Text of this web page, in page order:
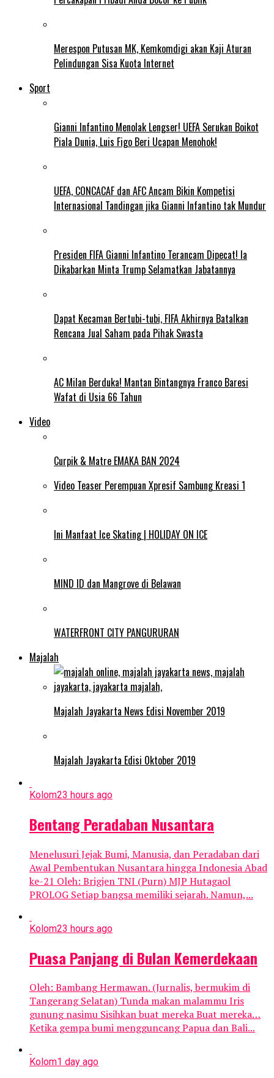
Merespon Putusan MK, Kemkomdigi akan Kaji Aturan
Pelindungan Sisa Kuota Internet
Sport
Gianni Infantino Menolak Lengser! UEFA Serukan Boikot
Piala Dunia, Luis Figo Beri Ucapan Menohok!
UEFA, CONCACAF dan AFC Ancam Bikin Kompetisi
Internasional Tandingan jika Gianni Infantino tak Mundur
Presiden FIFA Gianni Infantino Terancam Dipecat! Ia
Dikabarkan Minta Trump Selamatkan Jabatannya
Dapat Kecaman Bertubi-tubi, FIFA Akhirnya Batalkan
Rencana Jual Saham pada Pihak Swasta
AC Milan Berduka! Mantan Bintangnya Franco Baresi
Wafat di Usia 66 Tahun
Video
Curpik & Matre EMAKA BAN 2024
Video Teaser Perempuan Xpresif Sambung Kreasi 1
Ini Manfaat Ice Skating | HOLIDAY ON ICE
MIND ID dan Mangrove di Belawan
WATERFRONT CITY PANGURURAN
Majalah
Majalah Jayakarta News Edisi November 2019
Majalah Jayakarta Edisi Oktober 2019
Kolom23 hours ago
Bentang Peradaban Nusantara
Menelusuri Jejak Bumi, Manusia, dan Peradaban dari
Awal Pembentukan Nusantara hingga Indonesia Abad
ke-21 Oleh: Brigjen TNI (Purn) MJP Hutagaol
PROLOG Setiap bangsa memiliki sejarah. Namun,...
Kolom23 hours ago
Puasa Panjang di Bulan Kemerdekaan
Oleh: Bambang Hermawan. (Jurnalis, bermukim di
Tangerang Selatan) Tunda makan malammu Iris
gunung nasimu Sisihkan buat mereka Buat mereka…
Ketika gempa bumi mengguncang Papua dan Bali...
Kolom1 day ago